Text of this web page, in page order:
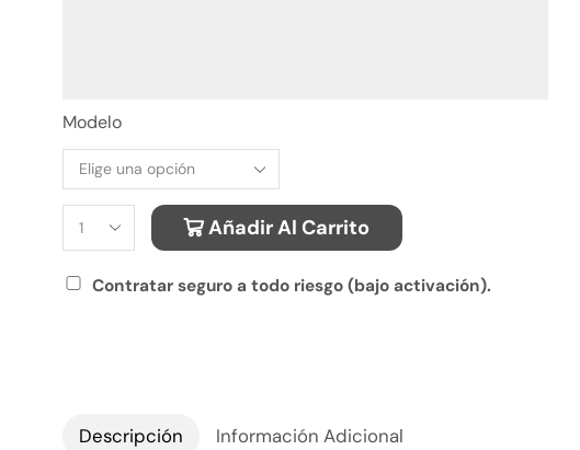
Modelo
Añadir Al Carrito
Contratar seguro a todo riesgo (bajo activación).
Descripción Información Adicional